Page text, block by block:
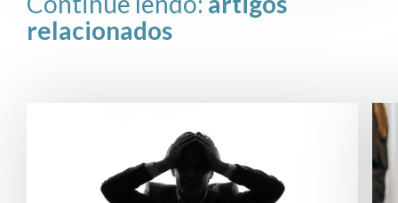
relacionados